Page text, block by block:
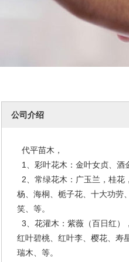
公司介绍
代平苗木，
1、彩叶花木：金叶女贞、酒
2、常绿花木：广玉兰，桂花
杨、海桐、栀子花、十大功劳
笑、等。
3、花灌木：紫薇（百日红）
红叶碧桃、红叶李、樱花、寿
瑞木、等。